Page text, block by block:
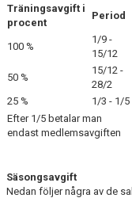
MATCH-/
SPONSRING
CAFETERIAN
ÅRSHJUL
Träningsavgift i
procent
Period
100 %
1/9 -
15/12
50 %
15/12 -
28/2
25 %
1/3 - 1/5
Efter 1/5 betalar man
endast medlemsavgiften
Säsongsavgift
Nedan följer några av de